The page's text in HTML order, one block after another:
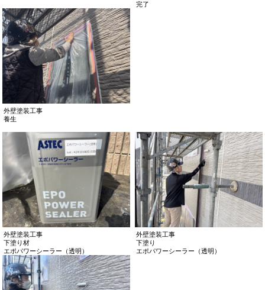
完了
外壁塗装工事
養生
外壁塗装工事
下塗り材
エポパワーシーラー（透明）
外壁塗装工事
下塗り
エポパワーシーラー（透明）